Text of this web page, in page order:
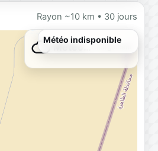
Rayon ~10 km • 30 jours
Météo…Chargement
Météo indisponible